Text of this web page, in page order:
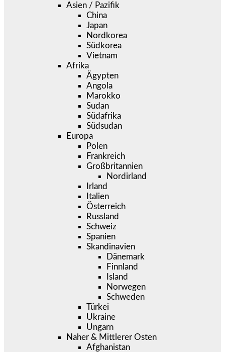
Asien / Pazifik
China
Japan
Nordkorea
Südkorea
Vietnam
Afrika
Ägypten
Angola
Marokko
Sudan
Südafrika
Südsudan
Europa
Polen
Frankreich
Großbritannien
Nordirland
Irland
Italien
Österreich
Russland
Schweiz
Spanien
Skandinavien
Dänemark
Finnland
Island
Norwegen
Schweden
Türkei
Ukraine
Ungarn
Naher & Mittlerer Osten
Afghanistan